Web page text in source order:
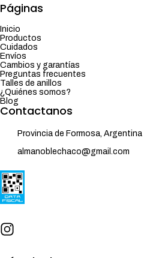
Páginas
Inicio
Productos
Cuidados
Envíos
Cambios y garantías
Preguntas frecuentes
Talles de anillos
¿Quiénes somos?
Blog
Contactanos
Provincia de Formosa, Argentina
almanoblechaco@gmail.com